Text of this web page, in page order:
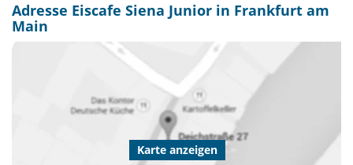
Adresse Eiscafe Siena Junior in Frankfurt am
Main
Karte anzeigen